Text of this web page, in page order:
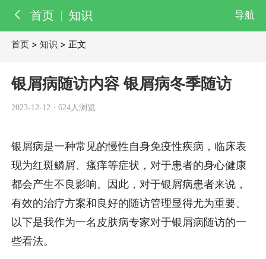
首页 知识 导航
医院
首页 >知识 > 正文
银屑病随访内容 银屑病冬季随访
2023-12-12 · 624人浏览
银屑病是一种常见的慢性自身免疫性疾病，临床表
现为红斑鳞屑、瘙痒等症状，对于患者的身心健康
都会产生不良影响。因此，对于银屑病患者来说，
有效的治疗方案和良好的随访管理显得尤为重要。
以下是我作为一名皮肤病专家对于银屑病随访的一
些看法。